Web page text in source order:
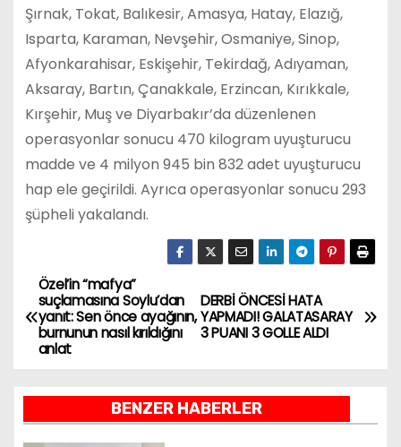
Şırnak, Tokat, Balıkesir, Amasya, Hatay, Elazığ,
Isparta, Karaman, Nevşehir, Osmaniye, Sinop,
Afyonkarahisar, Eskişehir, Tekirdağ, Adıyaman,
Aksaray, Bartın, Çanakkale, Erzincan, Kırıkkale,
Kırşehir, Muş ve Diyarbakır’da düzenlenen
operasyonlar sonucu 470 kilogram uyuşturucu
madde ve 4 milyon 945 bin 832 adet uyuşturucu
hap ele geçirildi. Ayrıca operasyonlar sonucu 293
şüpheli yakalandı.
Y
a
ı
DERBİ ÖNCESİ HATA
YAPMADI! GALATASARAY
3 PUANI 3 GOLLE ALDI
Özel’in “mafya”
suçlamasına Soylu’dan
yanıt: Sen önce ayağının,
burnunun nasıl kırıldığını
anlat
BENZER HABERLER